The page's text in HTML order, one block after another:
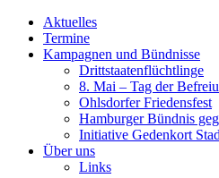
Aktuelles
Termine
Kampagnen und Bündnisse
Drittstaatenflüchtlinge
8. Mai – Tag der
Ohlsdorfer Friedensfest
Hamburger Bündnis
Initiative Gedenkort
Über uns
Links